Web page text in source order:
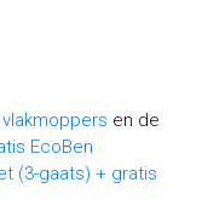
vlakmoppers en de
EcoBen
(3-gaats) + gratis